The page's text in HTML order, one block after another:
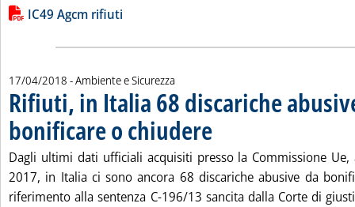
Lista allegati PDF alla notizia
IC49 Agcm rifiuti
17/04/2018 - Ambiente e Sicurezza
Rifiuti, in Italia 68 discariche
bonificare o chiudere
Dagli ultimi dati ufficiali acquisiti presso la Commissione
2017, in Italia ci sono ancora 68 discariche abusive da
riferimento alla sentenza C-196/13 sancita dalla Corte di